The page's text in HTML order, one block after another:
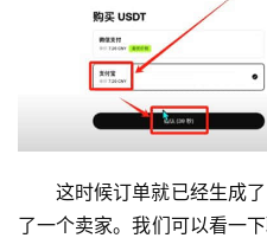
这时候订单就已经生成
了一个卖家。我们可以看一